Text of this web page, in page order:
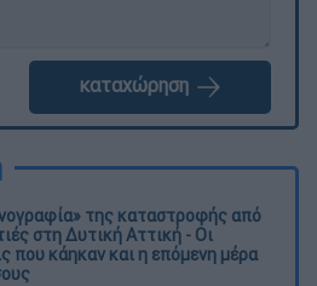
καταχώρηση
της καταστροφής από
στη Δυτική Αττική - Οι
που κάηκαν και η επόμενη μέρα